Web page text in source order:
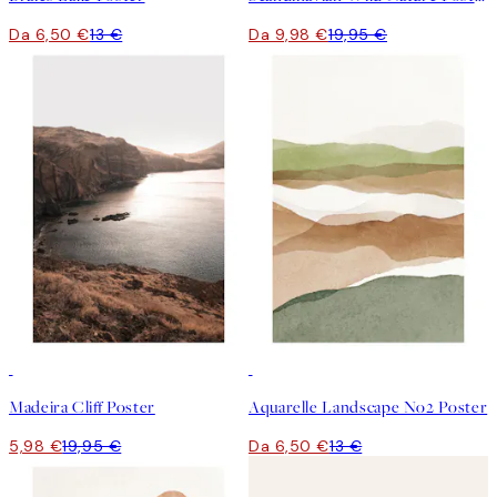
Da 6,50 €13 € Da 9,98 €19,95 €
Madeira Cliff Poster
5,98 €19,95 €
Aquarelle Landscape No2 Poster
Da 6,50 €13 €